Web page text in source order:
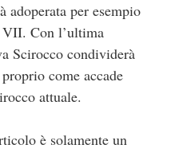
adoperata per esempio
Con l’ultima
Scirocco condividerà
come accade
attuale.
è solamente un